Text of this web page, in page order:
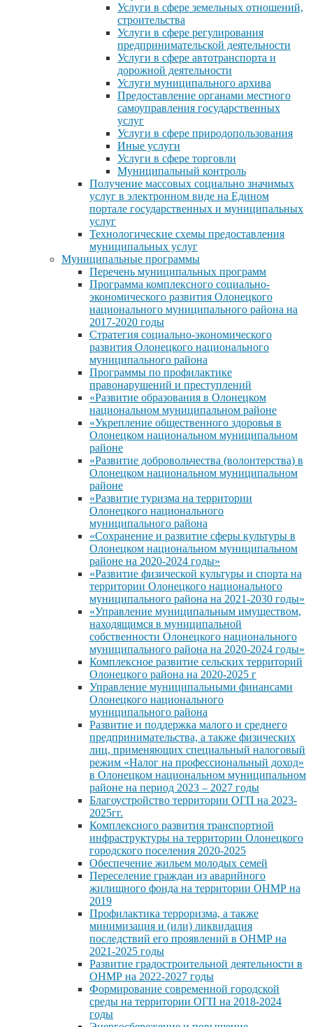
Услуги в сфере земельных отношений,
строительства
Услуги в сфере регулирования
предпринимательской деятельности
Услуги в сфере автотранспорта и
дорожной деятельности
Услуги муниципального архива
Предоставление органами местного
самоуправления государственных
услуг
Услуги в сфере природопользования
Иные услуги
Услуги в сфере торговли
Муниципальный контроль
Получение массовых социально значимых
услуг в электронном виде на Едином
портале государственных и муниципальных
услуг
Технологические схемы предоставления
муниципальных услуг
Муниципальные программы
Перечень муниципальных программ
Программа комплексного социально-
экономического развития Олонецкого
национального муниципального района на
2017-2020 годы
Стратегия социально-экономического
развития Олонецкого национального
муниципального района
Программы по профилактике
правонарушений и преступлений
«Развитие образования в Олонецком
национальном муниципальном районе
«Укрепление общественного здоровья в
Олонецком национальном муниципальном
районе
«Развитие добровольчества (волонтерства) в
Олонецком национальном муниципальном
районе
«Развитие туризма на территории
Олонецкого национального
муниципального района
«Сохранение и развитие сферы культуры в
Олонецком национальном муниципальном
районе на 2020-2024 годы»
«Развитие физической культуры и спорта на
территории Олонецкого национального
муниципального района на 2021-2030 годы»
«Управление муниципальным имуществом,
находящимся в муниципальной
собственности Олонецкого национального
муниципального района на 2020-2024 годы»
Комплексное развитие сельских территорий
Олонецкого района на 2020-2025 г
Управление муниципальными финансами
Олонецкого национального
муниципального района
Развитие и поддержка малого и среднего
предпринимательства, а также физических
лиц, применяющих специальный налоговый
режим «Налог на профессиональный доход»
в Олонецком национальном муниципальном
районе на период 2023 – 2027 годы
Благоустройство территории ОГП на 2023-
2025гг.
Комплексного развития транспортной
инфраструктуры на территории Олонецкого
городского поселения 2020-2025
Обеспечение жильем молодых семей
Переселение граждан из аварийного
жилищного фонда на территории ОНМР на
2019
Профилактика терроризма, а также
минимизация и (или) ликвидация
последствий его проявлений в ОНМР на
2021-2025 годы
Развитие градостроительной деятельности в
ОНМР на 2022-2027 годы
Формирование современной городской
среды на территории ОГП на 2018-2024
годы